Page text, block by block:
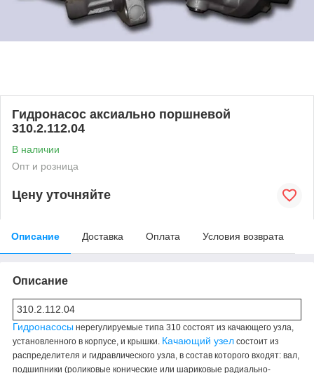
Гидронасос аксиально поршневой
310.2.112.04
В наличии
Опт и розница
Цену уточняйте
Описание Доставка Оплата Условия возврата
Описание
310.2.112.04
Гидронасосы нерегулируемые типа 310 состоят из качающего узла,
установленного в корпусе, и крышки. Качающий узел состоит из
распределителя и гидравлического узла, в состав которого входят: вал,
подшипники (роликовые конические или шариковые радиально-